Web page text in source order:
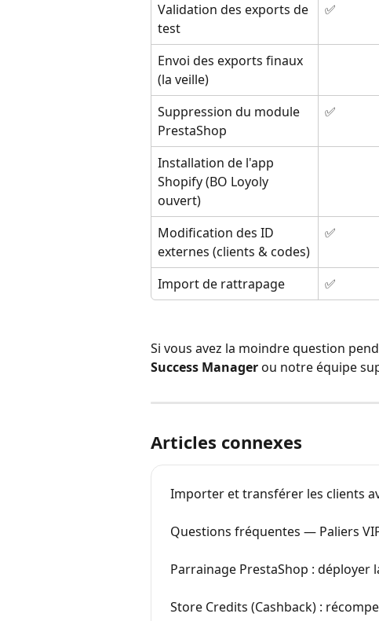
Validation des exports de
test
✅
Envoi des exports finaux
(la veille)
Suppression du module
PrestaShop
✅
Installation de l'app
Shopify (BO Loyoly
ouvert)
Modification des ID
externes (clients & codes)
✅
Import de rattrapage ✅
Si vous avez la moindre question
Success Manager ou notre équipe
Articles connexes
Importer et transférer les clients
Questions fréquentes — Paliers
Parrainage PrestaShop : déployer
Store Credits (Cashback) :